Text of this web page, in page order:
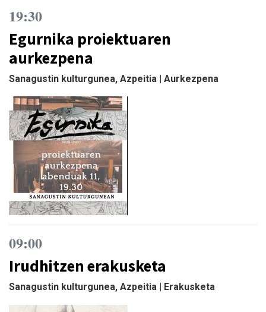
19:30
Egurnika proiektuaren
aurkezpena
Sanagustin kulturgunea, Azpeitia | Aurkezpena
09:00
Irudhitzen erakusketa
Sanagustin kulturgunea, Azpeitia | Erakusketa